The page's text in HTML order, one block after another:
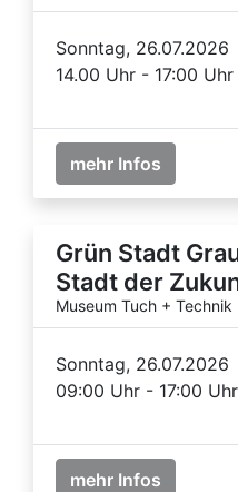
Sonntag, 26.07.2026
14.00 Uhr - 17:00 Uhr
mehr Infos
Grün Stadt
Stadt der
Museum Tuch + Technik
Sonntag, 26.07.2026
09:00 Uhr - 17:00 Uhr
mehr Infos